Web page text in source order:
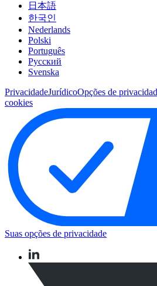
日本語
한국인
Nederlands
Polski
Português
Pусский
Svenska
PrivacidadeJurídicoOpções de
cookies
Suas opções de privacidade